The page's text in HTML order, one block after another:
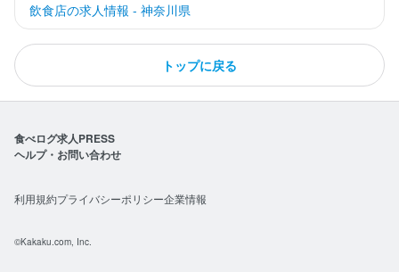
飲食店の求人情報 - 神奈川県
トップに戻る
食べログ求人PRESS
ヘルプ・お問い合わせ
利用規約プライバシーポリシー企業情報
©Kakaku.com, Inc.